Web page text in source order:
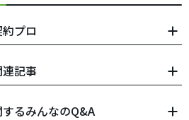
プロ
記事
るみんなのQ&A